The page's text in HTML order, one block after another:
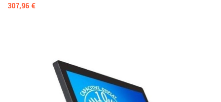
Prezzo
307,96 €